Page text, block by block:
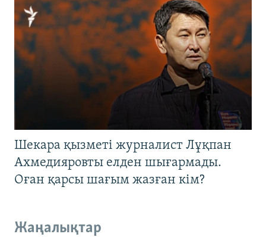
Шекара қызметі журналист Лұқпан
Ахмедияровты елден шығармады.
Оған қарсы шағым жазған кім?
Жаңалықтар